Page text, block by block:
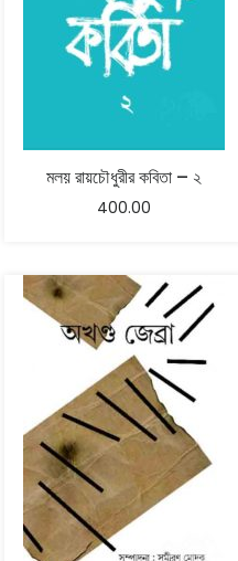
মলয় রায়চৌধুরীর কবিতা – ২
400.00